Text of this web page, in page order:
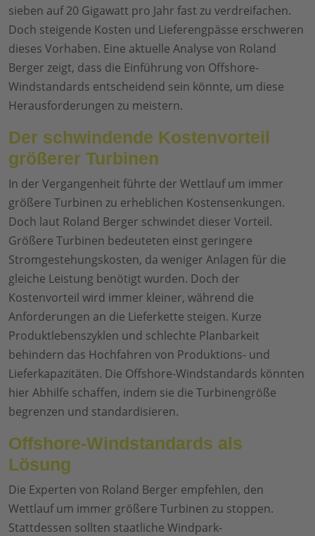
sieben auf 20 Gigawatt pro Jahr fast zu verdreifachen.
Doch steigende Kosten und Lieferengpässe erschweren
dieses Vorhaben. Eine aktuelle Analyse von Roland
Berger zeigt, dass die Einführung von Offshore-
Windstandards entscheidend sein könnte, um diese
Herausforderungen zu meistern.
Der schwindende Kostenvorteil
größerer Turbinen
In der Vergangenheit führte der Wettlauf um immer
größere Turbinen zu erheblichen Kostensenkungen.
Doch laut Roland Berger schwindet dieser Vorteil.
Größere Turbinen bedeuteten einst geringere
Stromgestehungskosten, da weniger Anlagen für die
gleiche Leistung benötigt wurden. Doch der
Kostenvorteil wird immer kleiner, während die
Anforderungen an die Lieferkette steigen. Kurze
Produktlebenszyklen und schlechte Planbarkeit
behindern das Hochfahren von Produktions- und
Lieferkapazitäten. Die Offshore-Windstandards könnten
hier Abhilfe schaffen, indem sie die Turbinengröße
begrenzen und standardisieren.
Offshore-Windstandards als
Lösung
Die Experten von Roland Berger empfehlen, den
Wettlauf um immer größere Turbinen zu stoppen.
Stattdessen sollten staatliche Windpark-